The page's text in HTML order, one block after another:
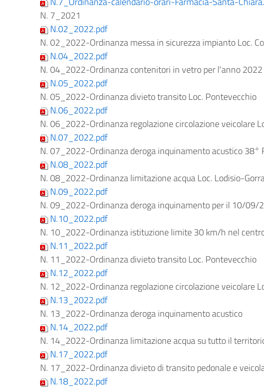
N. 7_2021
N.02_2022.pdf
N. 02_2022-Ordinanza messa in sicurezza impianto Loc.
N.04_2022.pdf
N. 04_2022-Ordinanza contenitori in vetro per l'anno 2022
N.05_2022.pdf
N. 05_2022-Ordinanza divieto transito Loc. Pontevecchio
N.06_2022.pdf
N. 06_2022-Ordinanza regolazione circolazione veicolare
N.07_2022.pdf
N. 07_2022-Ordinanza deroga inquinamento acustico 38°
N.08_2022.pdf
N. 08_2022-Ordinanza limitazione acqua Loc. Lodisio-
N.09_2022.pdf
N. 09_2022-Ordinanza deroga inquinamento per il 10/09/
N.10_2022.pdf
N. 10_2022-Ordinanza istituzione limite 30 km/h nel
N.11_2022.pdf
N. 11_2022-Ordinanza divieto transito Loc. Pontevecchio
N.12_2022.pdf
N. 12_2022-Ordinanza regolazione circolazione veicolare
N.13_2022.pdf
N. 13_2022-Ordinanza deroga inquinamento acustico
N.14_2022.pdf
N. 14_2022-Ordinanza limitazione acqua su tutto il
N.17_2022.pdf
N. 17_2022-Ordinanza divieto di transito pedonale e
N.18_2022.pdf